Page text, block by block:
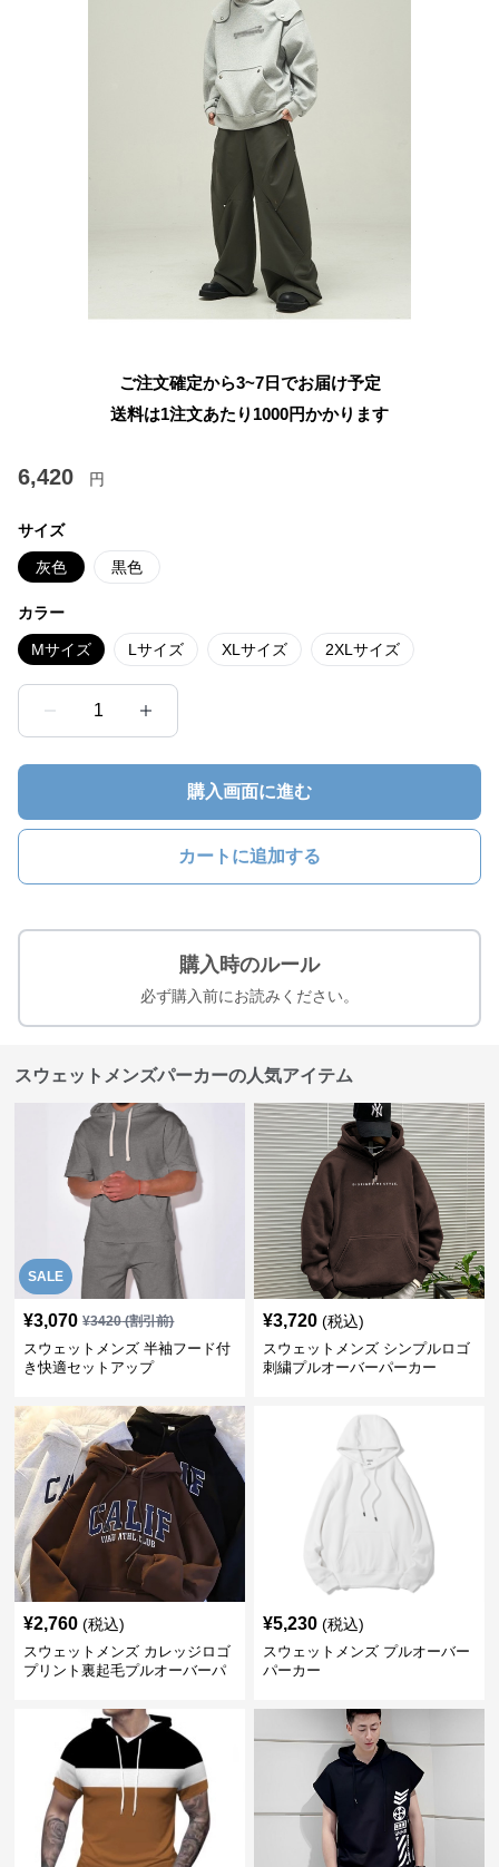
ご注文確定から3~7日でお届け予定
送料は1注文あたり 1000円かかります
6,420 円
サイズ
灰色 黒色
カラー
Mサイズ Lサイズ XLサイズ 2XLサイズ
1
購入画面に進む
カートに追加する
購入時のルール
必ず購入前にお読みください。
スウェットメンズパーカーの人気アイテム
SALE
¥3,070 ¥3420(割引前)
スウェットメンズ 半袖フード付
き快適セットアップ
¥3,720 (税込)
スウェットメンズ シンプルロゴ
刺繍プルオーバーパーカー
¥2,760 (税込)
スウェットメンズ カレッジロゴ
プリント裏起毛プルオーバーパ
¥5,230 (税込)
スウェットメンズ プルオーバー
パーカー